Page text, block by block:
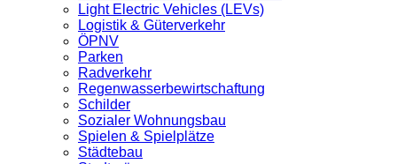
Light Electric Vehicles (LEVs)
Logistik & Güterverkehr
ÖPNV
Parken
Radverkehr
Regenwasserbewirtschaftung
Schilder
Sozialer Wohnungsbau
Spielen & Spielplätze
Städtebau